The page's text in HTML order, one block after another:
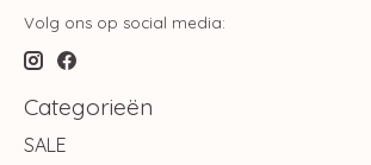
Volg ons op social media:
Categorieën
SALE